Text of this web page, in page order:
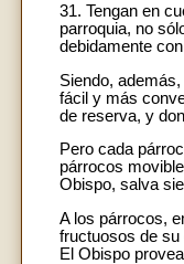
31. Tengan en
parroquia, no
debidamente
Siendo,
fácil y más
de reserva, y
Pero cada
párrocos
Obispo, salva
A los párrocos,
fructuosos de su
El Obispo